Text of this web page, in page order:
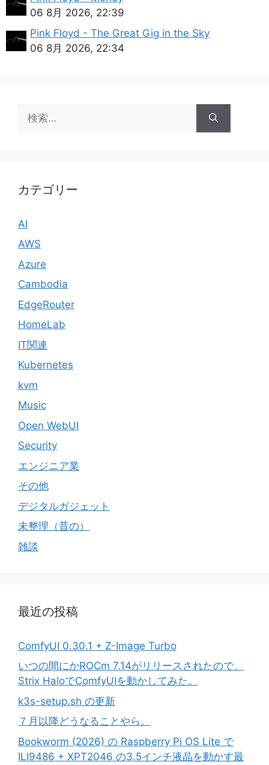
06 8月 2026, 22:39
Pink Floyd - The Great Gig in the Sky
06 8月 2026, 22:34
索:
カテゴリー
AI
AWS
Azure
Cambodia
EdgeRouter
HomeLab
IT関連
Kubernetes
kvm
Music
Open WebUI
Security
エンジニア業
その他
デジタルガジェット
未整理（昔の）
雑談
最近の投稿
ComfyUI 0.30.1 + Z-Image Turbo
いつの間にかROCm 7.14がリリースされたので、
Strix HaloでComfyUIを動かしてみた。
k3s-setup.sh の更新
７月以降どうなることやら。
Bookworm (2026) の Raspberry Pi OS Lite で
ILI9486 + XPT2046 の3.5インチ液晶を動かす最